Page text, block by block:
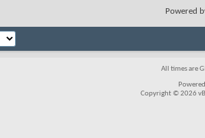
Powered
All times are
Copyright © 2026